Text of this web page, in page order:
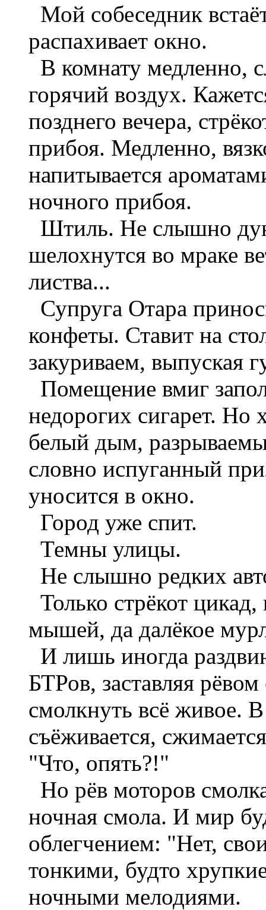
Мой собеседник
распахивает окно.
В комнату медленно,
горячий воздух.
позднего вечера,
прибоя. Медленно,
напитывается
ночного прибоя.
Штиль. Не слышно
шелохнутся во мраке
листва...
Супруга Отара
конфеты. Ставит на
закуриваем, выпуская
Помещение вмиг
недорогих сигарет. Но
белый дым,
словно испуганный
уносится в окно.
Город уже спит.
Темны улицы.
Не слышно редких
Только стрёкот
мышей, да далёкое
И лишь иногда
БТРов, заставляя
смолкнуть всё живое.
съёживается,
"Что, опять?!"
Но рёв моторов
ночная смола. И мир
облегчением: "Нет,
тонкими, будто
ночными мелодиями.